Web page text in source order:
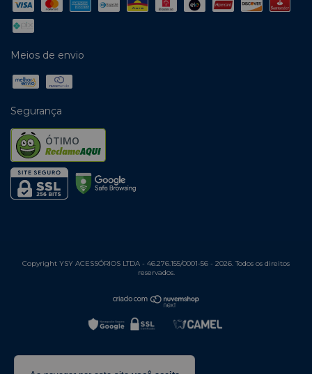
Meios de envio
Segurança
ÓTIMO
Copyright YSY ACESSÓRIOS LTDA - 46.276.155/0001-56 - 2026. Todos os direitos
reservados.